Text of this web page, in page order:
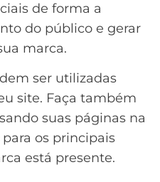
de forma a
do público e gerar
marca.
ser utilizadas
site. Faça também
suas páginas na
os principais
está presente.